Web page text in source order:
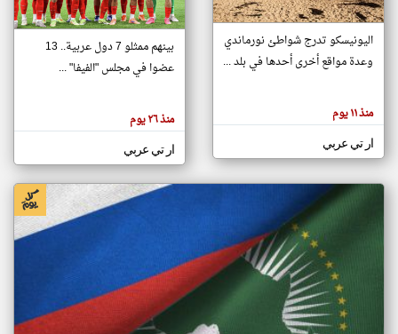
تغيير الدولة
اخبار جزر القمر على مدار الساعة
أهم اخبار جزر القمر العاجلة والمباشرة
هنا عن
وجهة
كاتبيها.
اليونيسكو تدرج شواطئ نورماندي
وعدة مواقع أخرى أحدها في بلد ...
منذ ١١ يوم
ار تي عربي
بينهم ممثلو 7 دول عربية.. 13
عضوا في مجلس "الفيفا" ...
منذ ٢٦ يوم
ار تي عربي
klyoum.com